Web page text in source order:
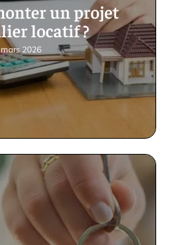
un projet
locatif ?
2026